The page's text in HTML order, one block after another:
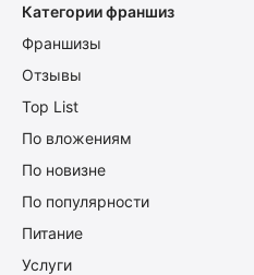
Категории франшиз
Франшизы
Отзывы
Top List
По вложениям
По новизне
По популярности
Питание
Услуги